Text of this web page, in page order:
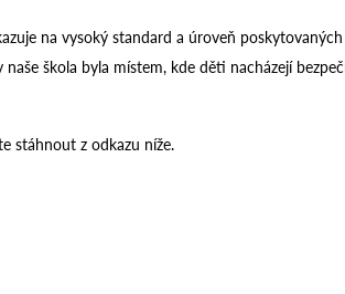
na vysoký standard a úroveň
škola byla místem, kde děti nacházejí
stáhnout z odkazu níže.